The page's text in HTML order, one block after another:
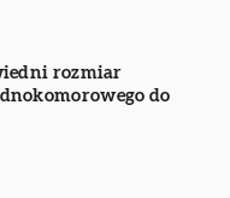
rozmiar
do